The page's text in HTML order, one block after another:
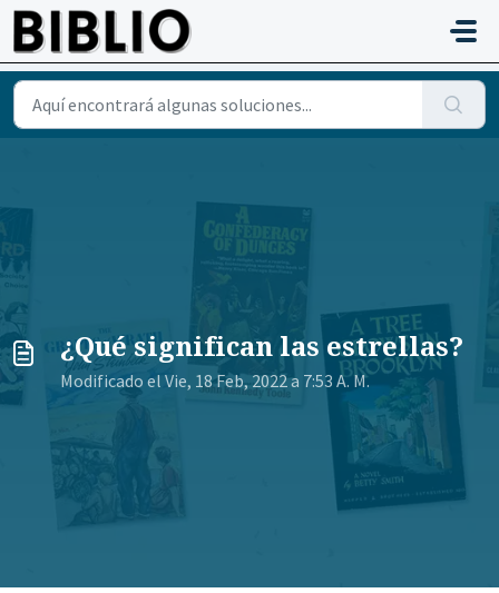
Saltar al contenido principal
¿Qué significan las estrellas?
Modificado el Vie, 18 Feb, 2022 a 7:53 A. M.